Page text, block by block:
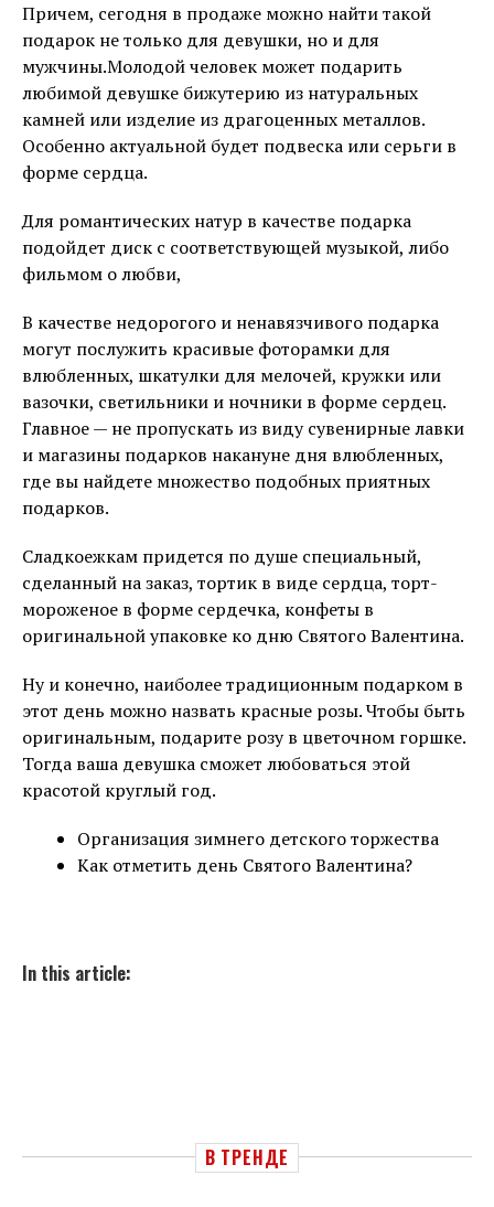
Причем, сегодня в продаже можно найти такой
подарок не только для девушки, но и для
мужчины.Молодой человек может подарить
любимой девушке бижутерию из натуральных
камней или изделие из драгоценных металлов.
Особенно актуальной будет подвеска или серьги в
форме сердца.
Для романтических натур в качестве подарка
подойдет диск с соответствующей музыкой, либо
фильмом о любви,
В качестве недорогого и ненавязчивого подарка
могут послужить красивые фоторамки для
влюбленных, шкатулки для мелочей, кружки или
вазочки, светильники и ночники в форме сердец.
Главное — не пропускать из виду сувенирные лавки
и магазины подарков накануне дня влюбленных,
где вы найдете множество подобных приятных
подарков.
Сладкоежкам придется по душе специальный,
сделанный на заказ, тортик в виде сердца, торт-
мороженое в форме сердечка, конфеты в
оригинальной упаковке ко дню Святого Валентина.
Ну и конечно, наиболее традиционным подарком в
этот день можно назвать красные розы. Чтобы быть
оригинальным, подарите розу в цветочном горшке.
Тогда ваша девушка сможет любоваться этой
красотой круглый год.
Организация зимнего детского торжества
Как отметить день Святого Валентина?
In this article:
В ТРЕНДЕ